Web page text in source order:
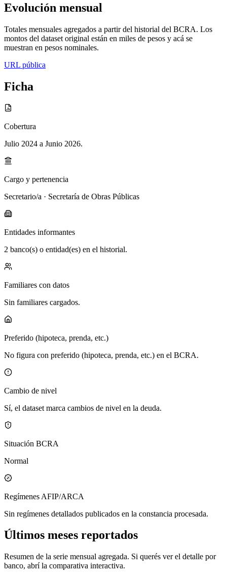
Evolución mensual
Totales mensuales agregados a partir del historial del BCRA. Los
montos del dataset original están en miles de pesos y acá se
muestran en pesos nominales.
URL pública
Ficha
Cobertura
Julio 2024 a Junio 2026.
Cargo y pertenencia
Secretario/a · Secretaría de Obras Públicas
Entidades informantes
2 banco(s) o entidad(es) en el historial.
Familiares con datos
Sin familiares cargados.
Preferido (hipoteca, prenda, etc.)
No figura con preferido (hipoteca, prenda, etc.) en el BCRA.
Cambio de nivel
Sí, el dataset marca cambios de nivel en la deuda.
Situación BCRA
Normal
Regímenes AFIP/ARCA
Sin regímenes detallados publicados en la constancia procesada.
Últimos meses reportados
Resumen de la serie mensual agregada. Si querés ver el detalle por
banco, abrí la comparativa interactiva.